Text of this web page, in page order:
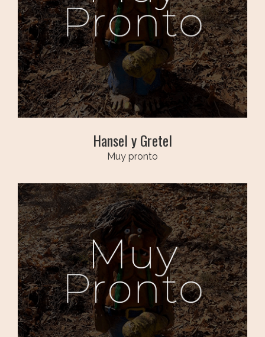
Hansel y Gretel
Muy pronto